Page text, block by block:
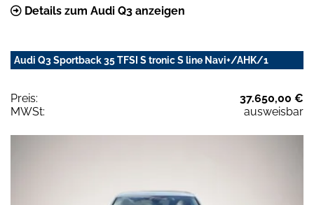
Details zum Audi Q3 anzeigen
Audi Q3 Sportback 35 TFSI S tronic S line Navi+/AHK/1
Preis:
37.650,00 €
MWSt:
ausweisbar